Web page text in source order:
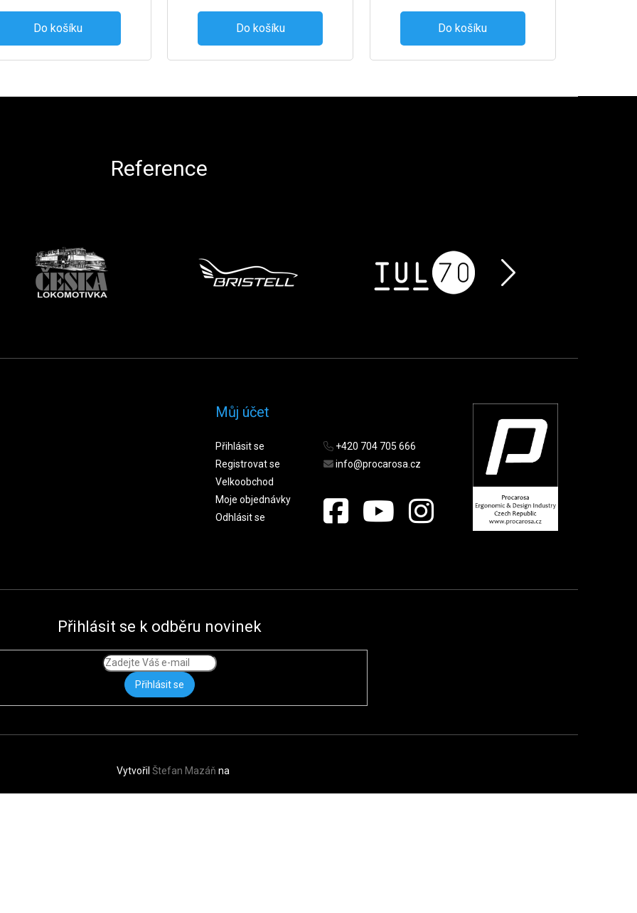
Do košíku Do košíku Do košíku
Reference
Můj účet
Přihlásit se
Registrovat se
Velkoobchod
Moje objednávky
Odhlásit se
+420 704 705 666
info@procarosa.cz
Přihlásit se k odběru novinek
Přihlásit se
Vytvořil Štefan Mazáň na